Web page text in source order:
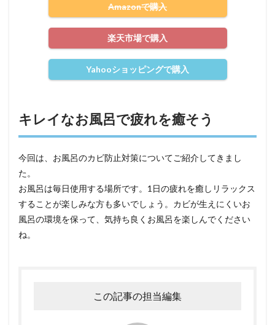
Amazonで購入
楽天市場で購入
Yahooショッピングで購入
キレイなお風呂で疲れを癒そう
今回は、お風呂のカビ防止対策についてご紹介してきまし
た。
お風呂は毎日使用する場所です。1日の疲れを癒しリラックス
することが楽しみな方も多いでしょう。カビが生えにくいお
風呂の環境を保って、気持ち良くお風呂を楽しんでください
ね。
この記事の担当編集